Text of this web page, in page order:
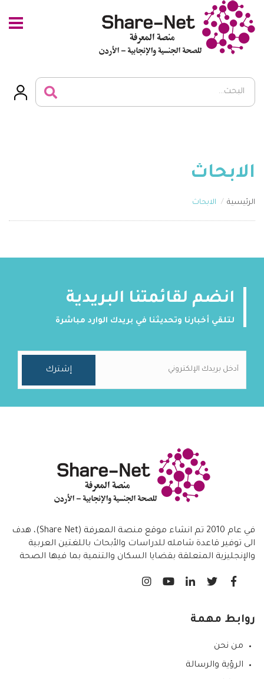
الابحاث
الرئيسية الابحاث
انضم لقائمتنا البريدية
لتلقي أخبارنا وتحديثنا في بريدك الوارد مباشرة
في عام 2010 تم انشاء موقع منصة المعرفة (Share Net)، هدف
الى توفير قاعدة شامله للدراسات والأبحاث باللغتين العربية
والإنجليزية المتعلقة بقضايا السكان والتنمية بما فيها الصحة
روابط مهمة
من نحن
الرؤية والرسالة